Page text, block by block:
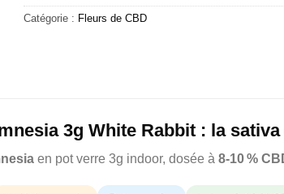
Catégorie : Fleurs de CBD
3g White Rabbit : la
en pot verre 3g indoor, dosée à 8-10 %